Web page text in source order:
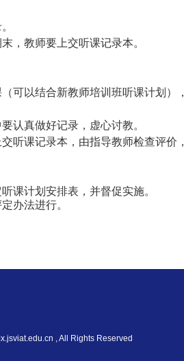
，教师要上交听课记录本。
可以结合新教师培训班听课计划
认真做好记录，虚心讨教。
听课记录本，由指导教师检查评价
课计划安排表，并督促实施。
办法进行。
, All Rights Reserved